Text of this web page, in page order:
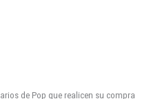
de Pop que realicen su compra